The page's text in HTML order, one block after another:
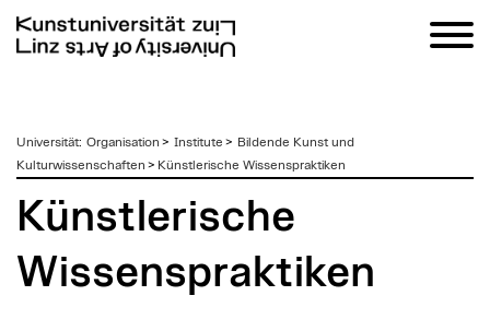
zum
Inhalt
Universität: Organisation > Institute > Bildende Kunst und
Kulturwissenschaften > Künstlerische Wissenspraktiken
Künstlerische
Wissenspraktiken